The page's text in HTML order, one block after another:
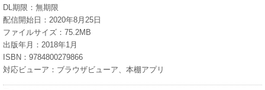
DL期限：無期限
配信開始日：2020年8月25日
ファイルサイズ：75.2MB
出版年月：2018年1月
ISBN：9784800279866
対応ビューア：ブラウザビューア、本棚アプリ